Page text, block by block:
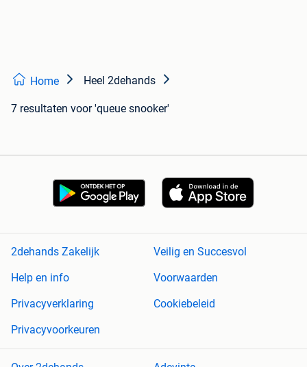
Home Heel 2dehands
7 resultaten voor 'queue snooker'
2dehands Zakelijk
Veilig en Succesvol
Help en info
Voorwaarden
Privacyverklaring
Cookiebeleid
Privacyvoorkeuren